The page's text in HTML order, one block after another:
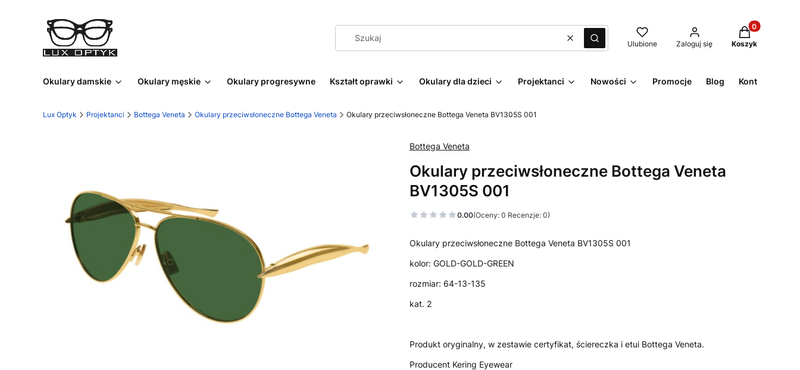
WyczyśćSzukaj Ulubione Zaloguj się
Produkty w
Koszyk
Okulary damskie Okulary męskie Okulary progresywne Kształt oprawki Okulary dla dzieci Projektanci Nowości Promocje Blog Kontakt
Lux Optyk Projektanci Bottega Veneta Okulary przeciwsłoneczne Bottega Veneta Okulary przeciwsłoneczne Bottega Veneta BV1305S 001
Bottega Veneta
Okulary przeciwsłoneczne Bottega Veneta
BV1305S 001
0.00(Oceny: 0 Recenzje: 0)
Okulary przeciwsłoneczne Bottega Veneta BV1305S 001
kolor: GOLD-GOLD-GREEN
rozmiar: 64-13-135
kat. 2
Produkt oryginalny, w zestawie certyfikat, ściereczka i etui Bottega Veneta.
Producent Kering Eyewear